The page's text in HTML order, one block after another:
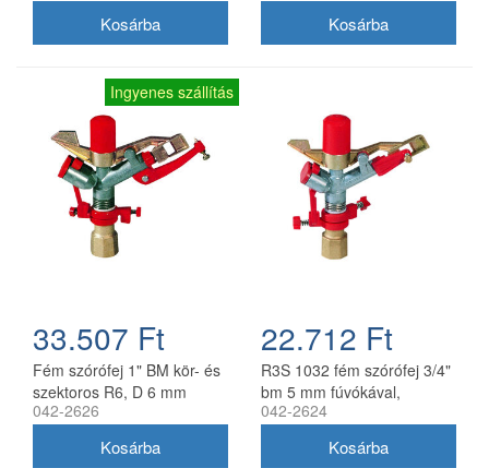
Ingyenes szállítás
33.507 Ft
Fém szórófej 1" BM kör- és
szektoros R6, D 6 mm
fúvóka 1051
042-2626
22.712 Ft
R3S 1032 fém szórófej 3/4"
bm 5 mm fúvókával,
szektoros és körforgó
042-2624